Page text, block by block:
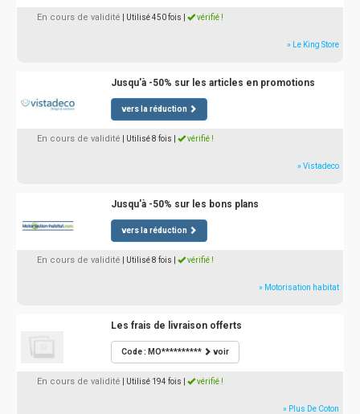
En cours de validité | Utilisé 450 fois vérifié !
» Le King Store
Jusqu'à -50% sur les articles en promotions
vers la réduction
En cours de validité | Utilisé 8 fois vérifié !
» Vistadeco
Jusqu'à -50% sur les bons plans
vers la réduction
En cours de validité | Utilisé 8 fois vérifié !
» Motorisation habitat
Les frais de livraison offerts
Code : MO********** voir
En cours de validité | Utilisé 194 fois vérifié !
» Plus De Coton